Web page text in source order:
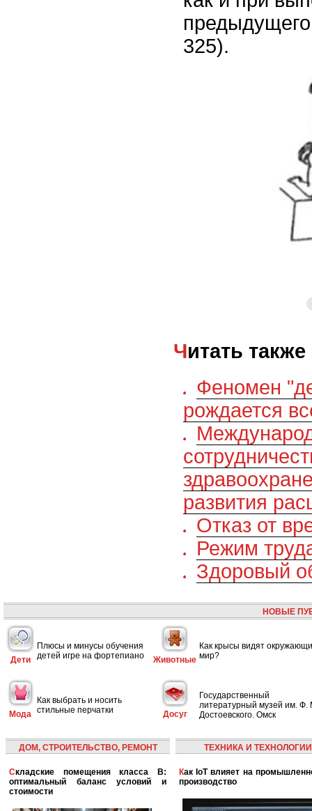
325).
Читать также
Феномен
рождается
развития
Отказ от
Режим
Здоровый
НОВЫЕ
Дети
Плюсы и минусы обучения
детей игре на фортепиано
Животные
Как крысы видят
мир?
Мода
Как выбрать и носить
стильные перчатки
Досуг
Государственный
литературный музей им. Ф.
Достоевского. Омск
ДОМ, СТРОИТЕЛЬСТВО, РЕМОНТ
Складские помещения класса B:
оптимальный баланс условий и
стоимости
ТЕХНИКА И ТЕХНОЛОГИИ
Как IoT влияет на промышленность и
производство